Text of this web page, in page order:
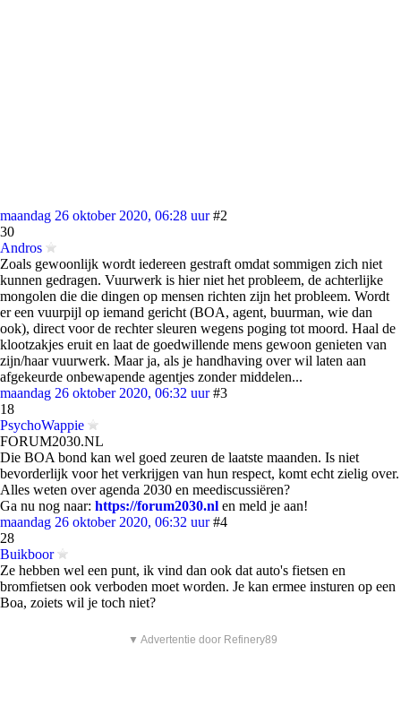
maandag 26 oktober 2020, 06:28 uur #2
30
Andros
Zoals gewoonlijk wordt iedereen gestraft omdat sommigen zich niet
kunnen gedragen. Vuurwerk is hier niet het probleem, de achterlijke
mongolen die die dingen op mensen richten zijn het probleem. Wordt
er een vuurpijl op iemand gericht (BOA, agent, buurman, wie dan
ook), direct voor de rechter sleuren wegens poging tot moord. Haal de
klootzakjes eruit en laat de goedwillende mens gewoon genieten van
zijn/haar vuurwerk. Maar ja, als je handhaving over wil laten aan
afgekeurde onbewapende agentjes zonder middelen...
maandag 26 oktober 2020, 06:32 uur #3
18
PsychoWappie
FORUM2030.NL
Die BOA bond kan wel goed zeuren de laatste maanden. Is niet
bevorderlijk voor het verkrijgen van hun respect, komt echt zielig over.
Alles weten over agenda 2030 en meediscussiëren?
Ga nu nog naar: https://forum2030.nl en meld je aan!
maandag 26 oktober 2020, 06:32 uur #4
28
Buikboor
Ze hebben wel een punt, ik vind dan ook dat auto's fietsen en
bromfietsen ook verboden moet worden. Je kan ermee insturen op een
Boa, zoiets wil je toch niet?
▼ Advertentie door Refinery89